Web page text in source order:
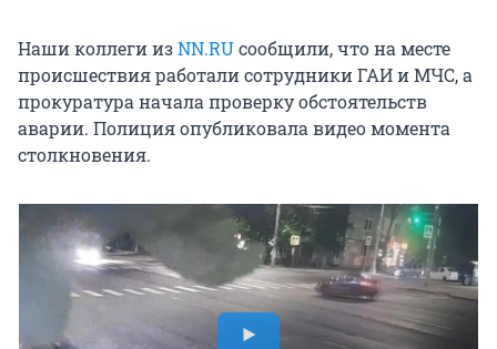
Наши коллеги изNN.RUсообщили, что на месте
происшествия работали сотрудники ГАИ и МЧС, а
прокуратура начала проверку обстоятельств
аварии. Полиция опубликовала видео момента
столкновения.